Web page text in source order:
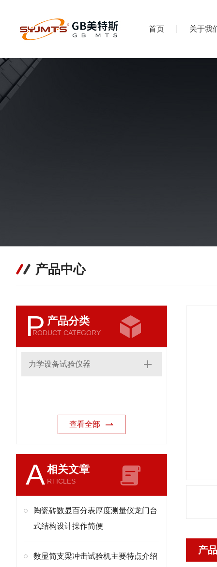
首页 关于我
产品中心
P 产品分类
RODUCT CATEGORY
力学设备试验仪器
查看全部
A相关文章
RTICLES
陶瓷砖数显百分表厚度测量仪龙门台
式结构设计操作简便
​数显简支梁冲击试验机主要特点介绍
产